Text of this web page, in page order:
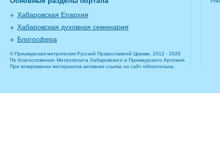
Хабаровская Епархия
Хабаровская духовная семинария
Блогосфера
© Приамурская митрополия Русской Православной Церкви, 2012 - 2026
По благословению Митрополита Хабаровского и Приамурского Артемия.
При копировании материалов активная ссылка на сайт обязательна.